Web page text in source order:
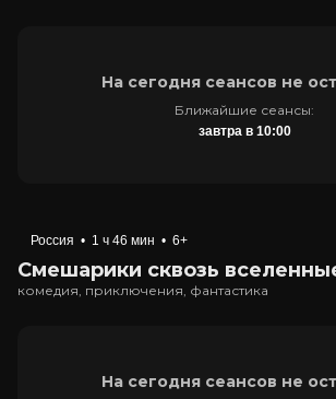
На сегодня сеансов не
Ближайшие сеансы:
завтра в 10:00
Россия • 1 ч 46 мин • 6+
Смешарики сквозь
комедия, приключения, фантастика
На сегодня сеансов не